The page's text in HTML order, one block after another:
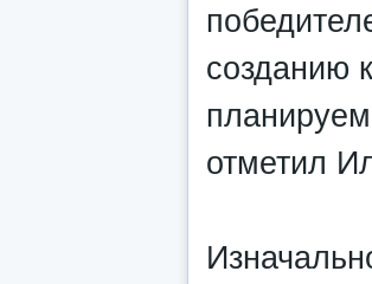
созданию
отметил